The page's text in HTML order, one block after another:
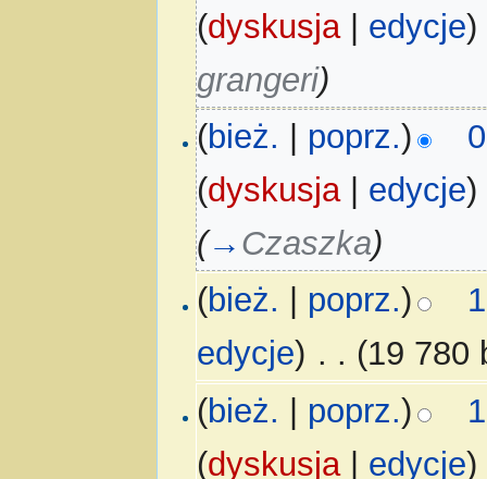
(dyskusja| edycje)
grangeri)
(bież. poprz.)
(dyskusja| edycje)
(→ Czaszka)
(bież. poprz.)
edycje) . . (19 780
(bież. | poprz.)
(dyskusja| edycje)